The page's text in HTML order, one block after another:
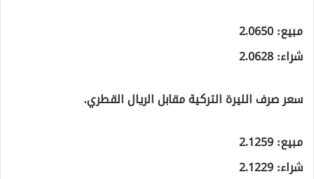
مبيع: 2.0650
شراء: 2.0628
سعر صرف الليرة التركية مقابل الريال القطري.
مبيع: 2.1259
شراء: 2.1229